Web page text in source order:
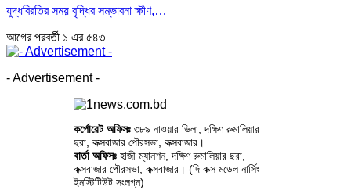
যুদ্ধবিরতির সময় বৃদ্ধির সম্ভাবনা ক্ষীণ,…
আগেরপরবর্তী ১ এর ৫৪৩
- Advertisement -
কর্পোরেট অফিসঃ ৩৮৯ নাওয়ার ভিলা, দক্ষিণ রুমালিয়ার
ছরা, কক্সবাজার পৌরসভা, কক্সবাজার।
বার্তা অফিসঃহাজী ম্যানশন, দক্ষিণ রুমালিয়ার ছরা,
কক্সবাজার পৌরসভা, কক্সবাজার। (দি কক্স মডেল নার্সিং
ইনস্টিটিউট সংলগ্ন)